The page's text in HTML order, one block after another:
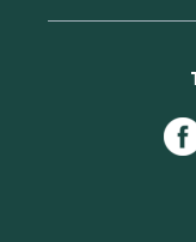
Manuale utente
Accordo di